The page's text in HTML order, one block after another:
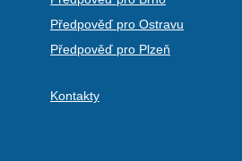
Předpověď pro Ostravu
Předpověď pro Plzeň
Kontakty